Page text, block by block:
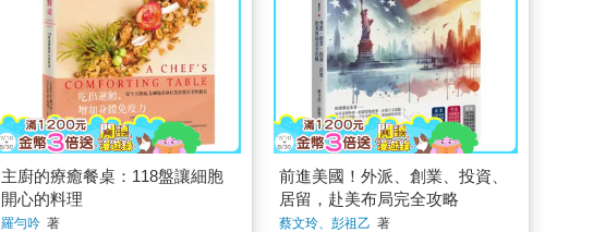
主廚的療癒餐桌：118盤讓細胞
開心的料理
羅勻吟著
前進美國！外派、創業、投資、
居留，赴美布局完全攻略
蔡文玲、彭祖乙 著